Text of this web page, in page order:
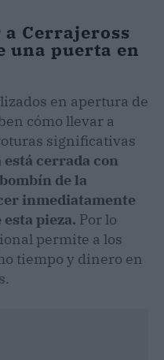
Cerrajeross
una puerta en
en apertura de
cómo llevar a
significativas
cerrada con
de la
inmediatamente
pieza. Por lo
permite a los
tiempo y dinero en